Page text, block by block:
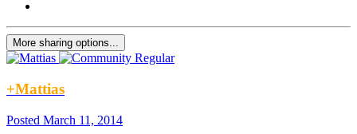
More sharing options...
+Mattias
Posted March 11, 2014